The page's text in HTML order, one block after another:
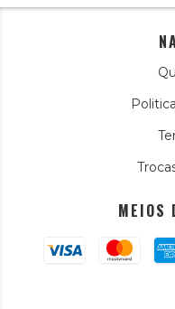
MEIOS